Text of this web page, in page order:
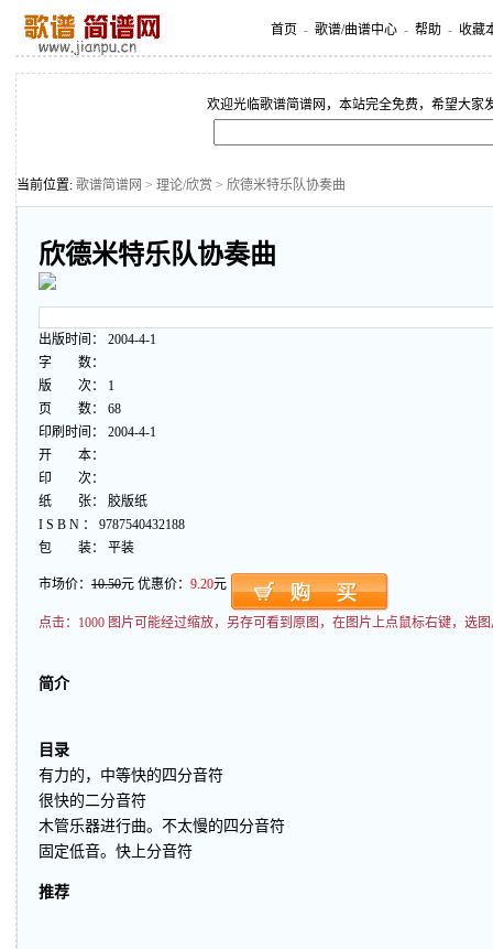
首页 - 歌谱/曲谱中心 - 帮助 - 收藏
欢迎光临歌谱简谱网，本站完全免费，希望大家
当前位置: 歌谱简谱网 > 理论/欣赏 > 欣德米特乐队协奏曲
欣德米特乐队协奏曲
出版时间： 2004-4-1
字 数：
版 次： 1
页 数： 68
印刷时间： 2004-4-1
开 本：
印 次：
纸 张： 胶版纸
I S B N ： 9787540432188
包 装： 平装
市场价： 10.50元 优惠价： 9.20元
点击： 1000 图片可能经过缩放，另存可看到原图，在图片上点鼠标右键，选
简介
目录
有力的，中等快的四分音符
很快的二分音符
木管乐器进行曲。不太慢的四分音符
固定低音。快上分音符
推荐